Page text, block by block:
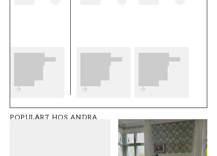
Produktdetaljer
SKU
Grandeco
STIL
0,53
MÖNSTER
POPULÄRT HOS ANDRA